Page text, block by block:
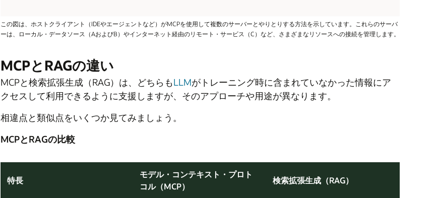
この図は、ホストクライアント（IDEやエージェントなど）がMCPを使用して複数のサーバーとやりとりする方法を示しています。これらのサーバ
ーは、ローカル・データソース（AおよびB）やインターネット経由のリモート・サービス（C）など、さまざまなリソースへの接続を管理します。
MCPとRAGの違い
MCPと検索拡張生成（RAG）は、どちらもLLMがトレーニング時に含まれていなかった情報にア
クセスして利用できるように支援しますが、そのアプローチや用途が異なります。
相違点と類似点をいくつか見てみましょう。
MCPとRAGの比較
特長
モデル・コンテキスト・プロト
コル（MCP）
検索拡張生成（RAG）